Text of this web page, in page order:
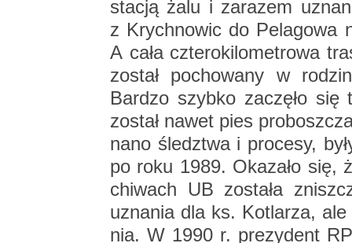
sta­cją żalu i za­ra­zem
z Krych­no­wic do Pe­la­go­wa
A cała czte­ro­ki­lo­me­tro­wa
zo­stał po­cho­wa­ny w
Bar­dzo szyb­ko za­czę­ło
zo­stał nawet pies
na­no śledz­twa i pro­ce­sy,
po roku 1989. Oka­za­ło
chi­wach UB zo­sta­ła
uzna­nia dla ks. Ko­tla­rza,
nia. W 1990 r. pre­zy­dent